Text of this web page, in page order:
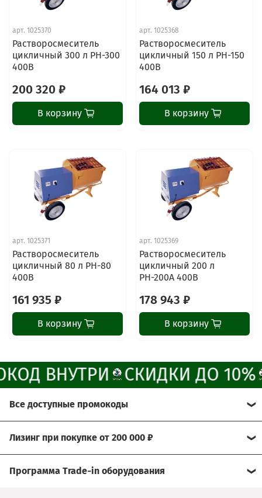
арт. 1025370
Растворосмеситель
цикличный 300 л РН-300
400В
200 320 ₽
В корзину
арт. 1025368
Растворосмеситель
цикличный 150 л РН-150
400В
164 013 ₽
В корзину
арт. 1025371
Растворосмеситель
цикличный 80 л РН-80
400В
161 935 ₽
В корзину
арт. 1025369
Растворосмеситель
цикличный 200 л
РН-200А 400В
178 943 ₽
В корзину
ВНУТРИ СКИДКИ ДО 10%
Все доступные промокоды
Мы рады предложить Вам возможность
воспользоваться нашими эксклюзивными
Лизинг при покупке от 200 000 ₽
Программа Trade‑in оборудования
ChatApp
online
Наши мессенджеры
Свяжитесь с нами через любой удобный
Написать менеджеру в MAX
Отдел продаж и сервис
Позвонить
Группа Вконтакте
Канал MAX